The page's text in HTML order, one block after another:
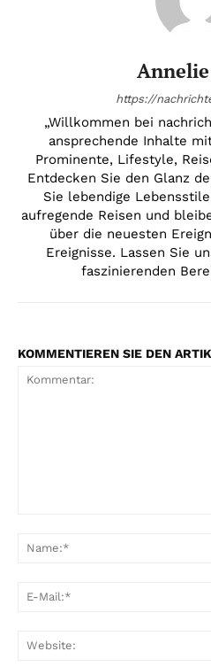
https://
„Willkommen bei
ansprechende Inhalte
Prominente, Lifestyle,
Entdecken Sie den Glanz
Sie lebendige
aufregende Reisen und
über die neuesten
Ereignisse. Lassen Sie
faszinierenden
KOMMENTIEREN SIE DEN